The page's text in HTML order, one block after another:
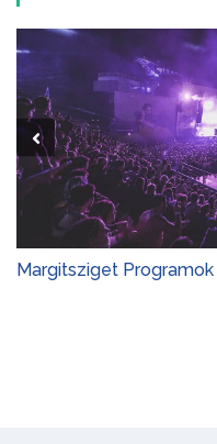
Margitsziget